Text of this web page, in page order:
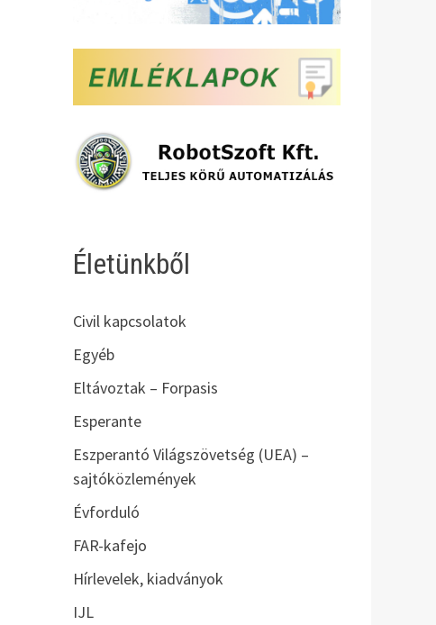
Életünkből
Civil kapcsolatok
Egyéb
Eltávoztak – Forpasis
Esperante
Eszperantó Világszövetség (UEA) –
sajtóközlemények
Évforduló
FAR-kafejo
Hírlevelek, kiadványok
IJL